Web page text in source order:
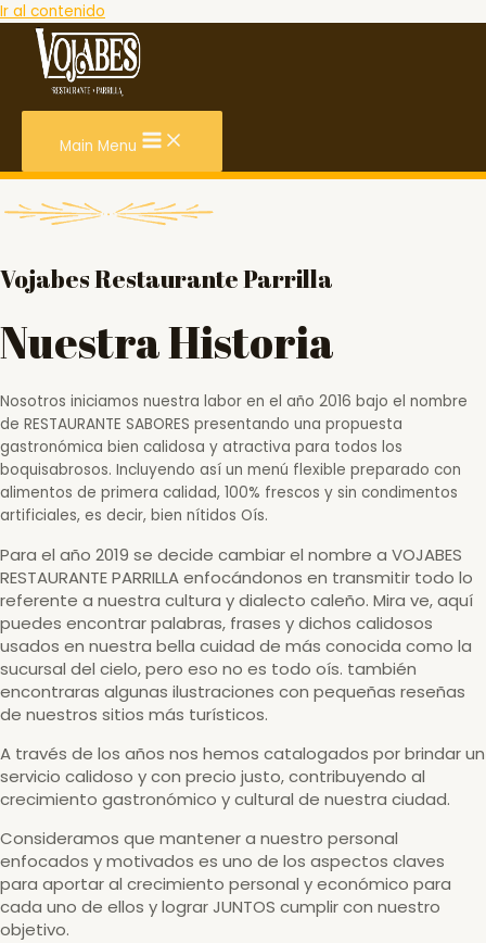
Ir al contenido
Main Menu
Vojabes Restaurante Parrilla
Nuestra Historia
Nosotros iniciamos nuestra labor en el año 2016 bajo el nombre
de RESTAURANTE SABORES presentando una propuesta
gastronómica bien calidosa y atractiva para todos los
boquisabrosos. Incluyendo así un menú flexible preparado con
alimentos de primera calidad, 100% frescos y sin condimentos
artificiales, es decir, bien nítidos Oís.
Para el año 2019 se decide cambiar el nombre a VOJABES
RESTAURANTE PARRILLA enfocándonos en transmitir todo lo
referente a nuestra cultura y dialecto caleño. Mira ve, aquí
puedes encontrar palabras, frases y dichos calidosos
usados en nuestra bella cuidad de más conocida como la
sucursal del cielo, pero eso no es todo oís. también
encontraras algunas ilustraciones con pequeñas reseñas
de nuestros sitios más turísticos.
A través de los años nos hemos catalogados por brindar un
servicio calidoso y con precio justo, contribuyendo al
crecimiento gastronómico y cultural de nuestra ciudad.
Consideramos que mantener a nuestro personal
enfocados y motivados es uno de los aspectos claves
para aportar al crecimiento personal y económico para
cada uno de ellos y lograr JUNTOS cumplir con nuestro
objetivo.